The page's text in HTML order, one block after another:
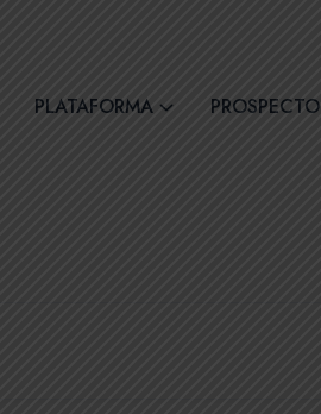
PLATAFORMA PROSPECTO